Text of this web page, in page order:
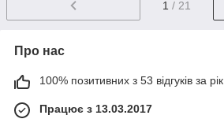
1 / 21
Про нас
100% позитивних з 53 відгуків за рік
Працює з 13.03.2017